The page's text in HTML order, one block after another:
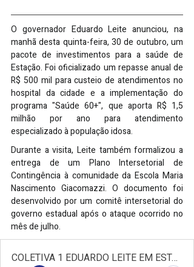
O governador Eduardo Leite anunciou, na
manhã desta quinta-feira, 30 de outubro, um
pacote de investimentos para a saúde de
Estação. Foi oficializado um repasse anual de
R$ 500 mil para custeio de atendimentos no
hospital da cidade e a implementação do
programa "Saúde 60+", que aporta R$ 1,5
milhão por ano para atendimento
especializado à população idosa.
Durante a visita, Leite também formalizou a
entrega de um Plano Intersetorial de
Contingência à comunidade da Escola Maria
Nascimento Giacomazzi. O documento foi
desenvolvido por um comitê intersetorial do
governo estadual após o ataque ocorrido no
mês de julho.
COLETIVA 1 EDUARDO LEITE EM ESTAÇÃO - GRUPO SIDERAL DE RÁDIOS